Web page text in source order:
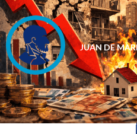
JUAN DE